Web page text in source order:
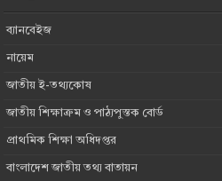
ব্যানবেইজ
নায়েম
জাতীয় ই-তথ্যকোষ
জাতীয় শিক্ষাক্রম ও পাঠ্যপুস্তক বোর্ড
প্রাথমিক শিক্ষা অধিদপ্তর
বাংলাদেশ জাতীয় তথ্য বাতায়ন